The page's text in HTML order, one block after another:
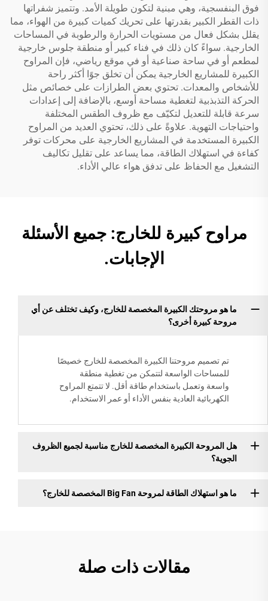
فوق البنفسجية، وهي مبنية لتكون طويلة الأمد. وتتميز شفراتها
ذات القطر الكبير بقدرتها على تحريك كميات كبيرة من الهواء، مما
يقلل بشكل فعال من مستويات الحرارة والرطوبة في المساحات
الخارجية. سواءً كان ذلك في فناء كبير أو منطقة جلوس خارجية
لمطعم أو في ساحة صناعية أو في موقع رياضي، فإن المراوح
الكبيرة للمشاريع الخارجية يمكن أن تخلق جوًا أكثر راحة
للأشخاص والمعدات. تحتوي بعض الطرازات على خصائص مثل
الحركة التذبذبية لتغطية مساحة أوسع، بالإضافة إلى إعدادات
سرعة قابلة للتعديل لتكيّف مع ظروف الطقس المختلفة
واحتياجات التهوية. علاوةً على ذلك، تحتوي العديد من المراوح
الكبيرة المستخدمة في المشاريع الخارجية على محركات توفر
كفاءة في استهلاك الطاقة، مما يساعد على تقليل تكاليف
التشغيل مع الحفاظ على تدفق هواء عالي الأداء.
مراوح كبيرة للخارج: جميع الأسئلة
الإجابات.
ما هو مروحتك الكبيرة المخصصة للخارج، وكيف تختلف عن أي
مروحة كبيرة أخرى؟
تم تصميم مروحتنا الكبيرة المخصصة للخارج خصيصًا
للمساحات الواسعة لتتمكن من تغطية منطقة
واسعة وتعمل باستخدام طاقة أقل. لا تتمتع المراوح
الكهربائية العادية بنفس الأداء أو عمر الاستخدام.
هل المروحة الكبيرة المخصصة للخارج مناسبة لجميع الظروف
الجوية؟
ما هو استهلاك الطاقة لمروحة Big Fan المخصصة للخارج؟
مقالات ذات صلة